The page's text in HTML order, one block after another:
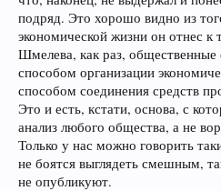
подряд. Это хорошо видно из
экономической жизни он отнес к
Шмелева, как раз, общественные
способом организации
способом соединения средств
Это и есть, кстати, основа, с
анализ любого общества, а не
Только у нас можно говорить
не боятся выглядеть смешным,
не опубликуют.